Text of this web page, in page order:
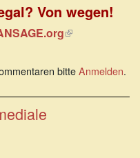
Von wegen!
(Link
bitteAnmelden.